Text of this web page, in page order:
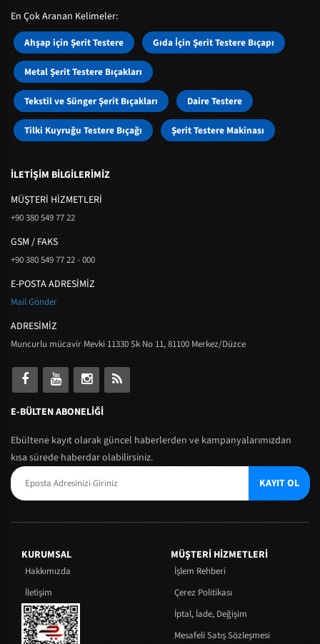
En Çok Aranan Kelimeler:
Ahşap için Şerit Testere Gıda İçin Şerit Testere Bıçapı
Metal Şerit Testere Bıçakları
Tekstil ve Sünger Şerit Bıçakları Daire Testere
Tilki Kuyruğu Testere Bıçağı Şerit Testere Makinası
İLETİŞİM BİLGİLERİMİZ
MÜŞTERI HIZMETLERI
+90 380 549 77 22
GSM / FAKS
+90 380 549 77 22 - 000
E-POSTA ADRESİMİZ
Mail Gönder
ADRESİMİZ
Muncurlu mücavir Mevki 11330 Sk No 11, 81100 Merkez/Düzce
E-BÜLTEN ABONELİĞİ
Ebültene kayıt olarak güncel haberlerden ve kampanyalarımızdan
kısa sürede haberdar olabilirsiniz.
KAYIT OL
KURUMSAL
Hakkımızda
İletişim
MÜŞTERI HIZMETLERI
İşlem Rehberi
Çerez Politikası
İptal, İade, Değişim
Mesafeli Satış Sözleşmesi